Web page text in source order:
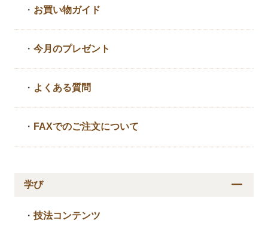
・ お買い物ガイド
・今月のプレゼント
・ よくある質問
・ FAXでのご注文について
学び
・技法コンテンツ